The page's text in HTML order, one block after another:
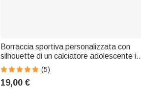
Borraccia sportiva personalizzata con
silhouette di un calciatore adolescente in
sfumatura, nome e tappo a scatto: regalo
di compleanno o per la palestra per
adolescenti appassionati di calcio
(5)
19,00 €